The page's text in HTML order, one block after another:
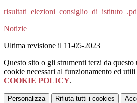
Notizie
Ultima revisione il 11-05-2023
Questo sito o gli strumenti terzi da
cookie necessari al funzionamento ed
COOKIE POLICY.
Personalizza Rifiuta tutti i cookies